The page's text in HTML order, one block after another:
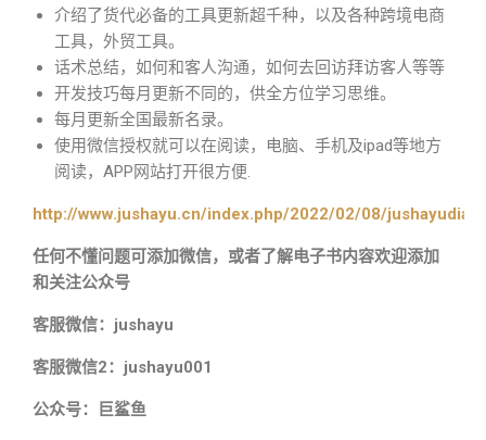
介绍了货代必备的工具更新超千种，以及各种跨境电商
工具，外贸工具。
话术总结，如何和客人沟通，如何去回访拜访客人等等
开发技巧每月更新不同的，供全方位学习思维。
每月更新全国最新名录。
使用微信授权就可以在阅读，电脑、手机及ipad等地方
阅读，APP网站打开很方便.
http://www.jushayu.cn/index.php/2022/02/08/
任何不懂问题可添加微信，或者了解电子书内容欢迎添加
和关注公众号
客服微信：jushayu
客服微信2：jushayu001
公众号：巨鲨鱼